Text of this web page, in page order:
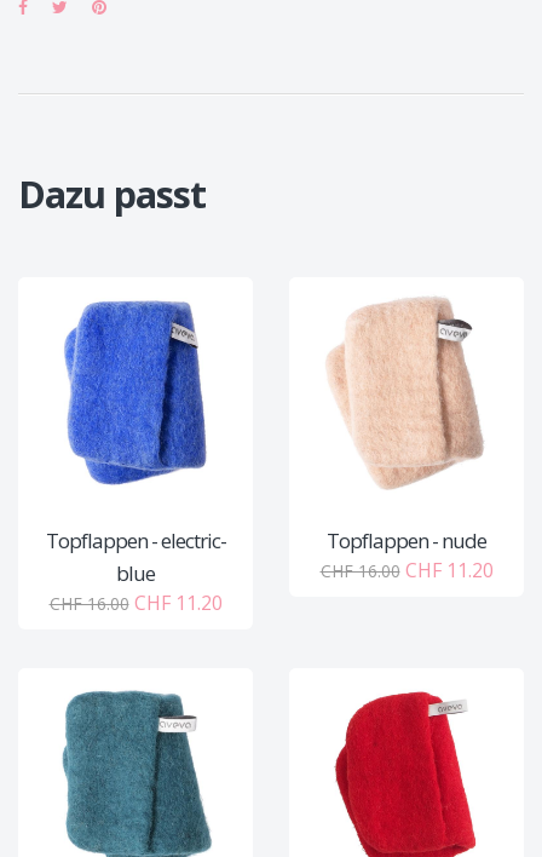
Dazu passt
Topflappen - electric-
blue
CHF 16.00CHF 11.20
Topflappen - nude
CHF 16.00CHF 11.20